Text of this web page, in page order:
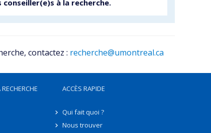
conseiller(e)s à la recherche.
contactez : recherche@umontreal.ca
ACCÈS RAPIDE
Qui fait quoi ?
Nous trouver